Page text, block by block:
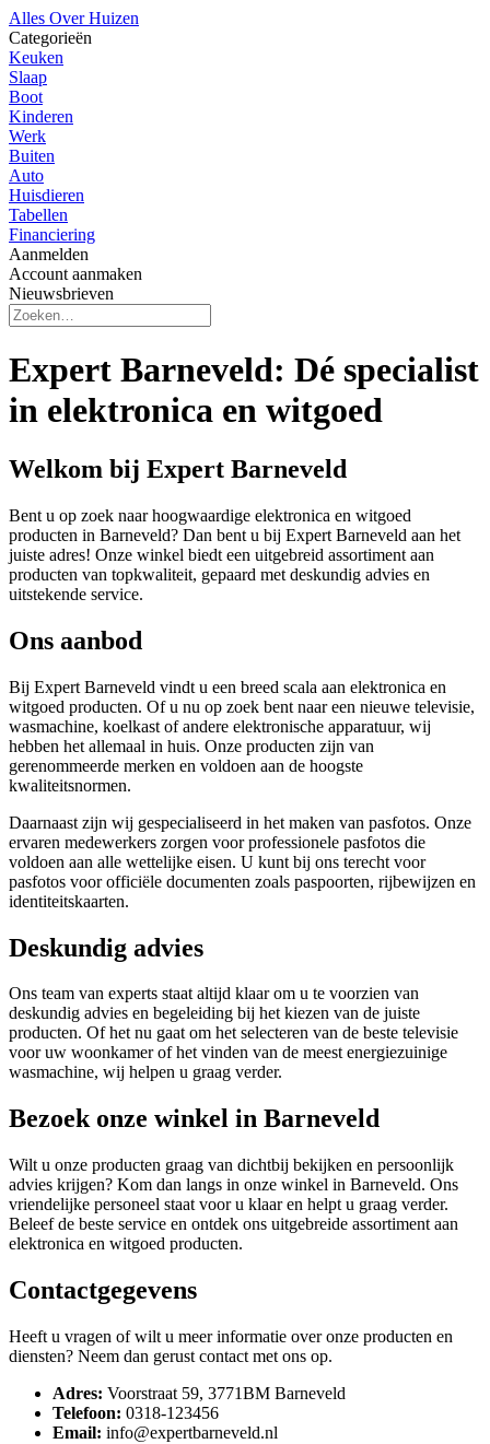
Alles Over Huizen
Categorieën
Keuken
Slaap
Boot
Kinderen
Werk
Buiten
Auto
Huisdieren
Tabellen
Financiering
Aanmelden
Account aanmaken
Nieuwsbrieven
Expert Barneveld: Dé specialist
in elektronica en witgoed
Welkom bij Expert Barneveld
Bent u op zoek naar hoogwaardige elektronica en witgoed
producten in Barneveld? Dan bent u bij Expert Barneveld aan het
juiste adres! Onze winkel biedt een uitgebreid assortiment aan
producten van topkwaliteit, gepaard met deskundig advies en
uitstekende service.
Ons aanbod
Bij Expert Barneveld vindt u een breed scala aan elektronica en
witgoed producten. Of u nu op zoek bent naar een nieuwe televisie,
wasmachine, koelkast of andere elektronische apparatuur, wij
hebben het allemaal in huis. Onze producten zijn van
gerenommeerde merken en voldoen aan de hoogste
kwaliteitsnormen.
Daarnaast zijn wij gespecialiseerd in het maken van pasfotos. Onze
ervaren medewerkers zorgen voor professionele pasfotos die
voldoen aan alle wettelijke eisen. U kunt bij ons terecht voor
pasfotos voor officiële documenten zoals paspoorten, rijbewijzen en
identiteitskaarten.
Deskundig advies
Ons team van experts staat altijd klaar om u te voorzien van
deskundig advies en begeleiding bij het kiezen van de juiste
producten. Of het nu gaat om het selecteren van de beste televisie
voor uw woonkamer of het vinden van de meest energiezuinige
wasmachine, wij helpen u graag verder.
Bezoek onze winkel in Barneveld
Wilt u onze producten graag van dichtbij bekijken en persoonlijk
advies krijgen? Kom dan langs in onze winkel in Barneveld. Ons
vriendelijke personeel staat voor u klaar en helpt u graag verder.
Beleef de beste service en ontdek ons uitgebreide assortiment aan
elektronica en witgoed producten.
Contactgegevens
Heeft u vragen of wilt u meer informatie over onze producten en
diensten? Neem dan gerust contact met ons op.
Adres: Voorstraat 59, 3771BM Barneveld
Telefoon: 0318-123456
Email: info@expertbarneveld.nl